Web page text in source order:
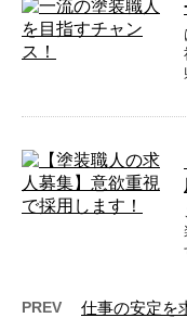
PREV 仕事の安定を